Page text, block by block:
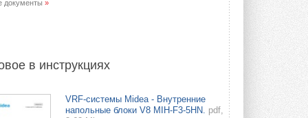
документы »
в инструкциях
VRF-системы Midea - Внутренние
напольные блоки V8 MIH-F3-5HN. pdf,